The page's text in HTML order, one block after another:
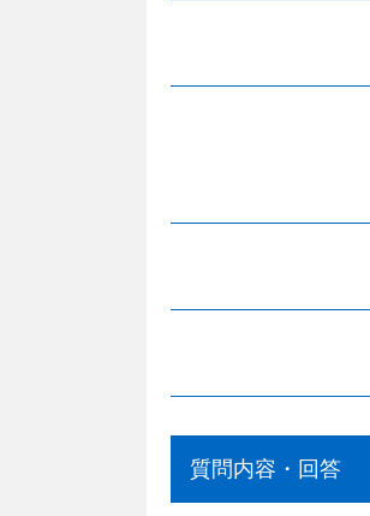
質問内容・回答